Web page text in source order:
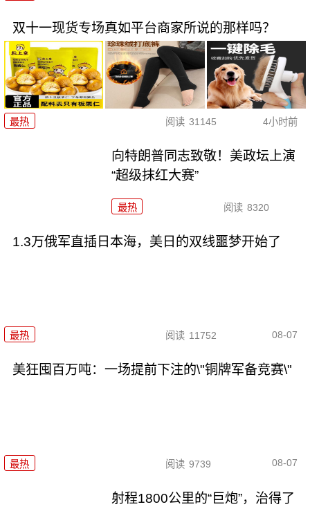
双十一现货专场真如平台商家所说的那样吗？
最热 阅读 31145 4小时前
向特朗普同志致敬！美政坛上演
“超级抹红大赛”
最热 阅读 8320
1.3万俄军直插日本海，美日的双线噩梦开始了
最热 阅读 11752 08-07
美狂囤百万吨：一场提前下注的\"铜牌军备竞赛\"
最热 阅读 9739 08-07
射程1800公里的“巨炮”，治得了